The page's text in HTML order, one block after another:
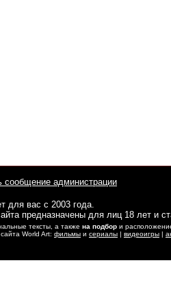
сообщение администрации
для вас с 2003 года.
предназначены для лиц 18 лет и
тексты, а также на подбор и
World Art: фильмы и сериалы | видеоигры |